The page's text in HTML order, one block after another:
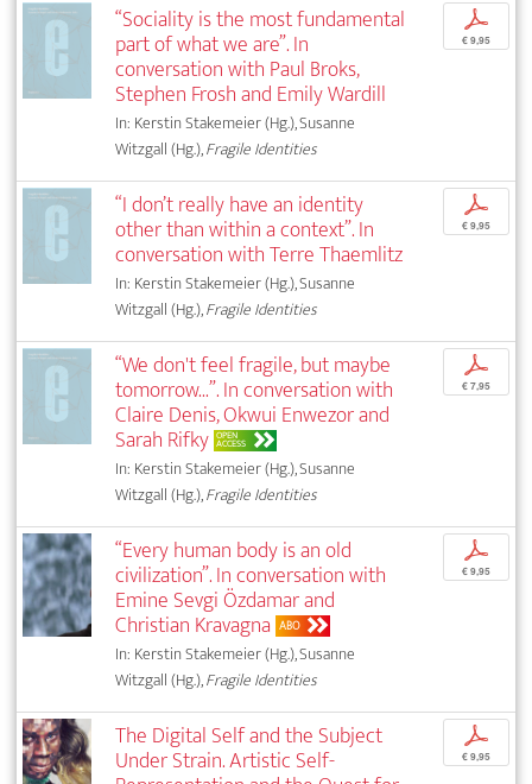
“Sociality is the most fundamental
part of what we are”. In
conversation with Paul Broks,
Stephen Frosh and Emily Wardill
In: Kerstin Stakemeier (Hg.), Susanne
Witzgall (Hg.),Fragile Identities
p
€ 9,95
“I don’t really have an identity
other than within a context”. In
conversation with Terre Thaemlitz
In: Kerstin Stakemeier (Hg.), Susanne
Witzgall (Hg.),Fragile Identities
p
€ 9,95
“We don't feel fragile, but maybe
tomorrow...”. In conversation with
Claire Denis, Okwui Enwezor and
Sarah Rifky OPEN
ACCESS
In: Kerstin Stakemeier (Hg.), Susanne
Witzgall (Hg.),Fragile Identities
p
€ 7,95
“Every human body is an old
civilization”. In conversation with
Emine Sevgi Özdamar and
Christian Kravagna ABO
In: Kerstin Stakemeier (Hg.), Susanne
Witzgall (Hg.),Fragile Identities
p
€ 9,95
The Digital Self and the Subject
Under Strain. Artistic Self-
p
€ 9,95